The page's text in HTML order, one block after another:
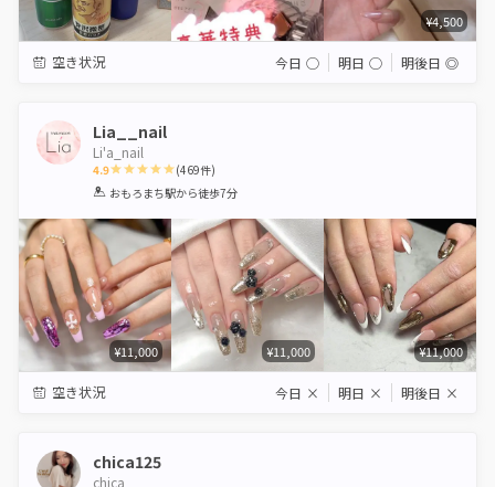
¥4,500
空き状況 今日 ◯ 明日 ◯ 明後日 ◎
Lia__nail
Li'a_nail
4.9
1 2 3 4 5
(469件)
おもろまち駅から徒歩7分
¥11,000 ¥11,000 ¥11,000
空き状況 今日 × 明日 × 明後日 ×
chica125
chica